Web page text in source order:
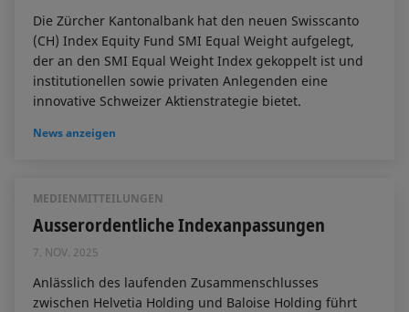
Die Zürcher Kantonalbank hat den neuen Swisscanto
(CH) Index Equity Fund SMI Equal Weight aufgelegt,
der an den SMI Equal Weight Index gekoppelt ist und
institutionellen sowie privaten Anlegenden eine
innovative Schweizer Aktienstrategie bietet.
News anzeigen
MEDIENMITTEILUNGEN
Ausserordentliche Indexanpassungen
7. NOV. 2025
Anlässlich des laufenden Zusammenschlusses
zwischen Helvetia Holding und Baloise Holding führt